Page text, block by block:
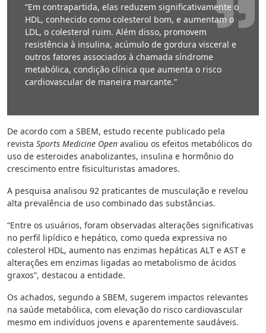
“Em contrapartida, elas reduzem significativamente o
HDL, conhecido como colesterol bom, e aumentam o
LDL, o colesterol ruim. Além disso, promovem
resistência à insulina, acúmulo de gordura visceral e
outros fatores associados à chamada síndrome
metabólica, condição clínica que aumenta o risco
cardiovascular de maneira marcante.”
De acordo com a SBEM, estudo recente publicado pela
revista Sports Medicine Open avaliou os efeitos metabólicos do
uso de esteroides anabolizantes, insulina e hormônio do
crescimento entre fisiculturistas amadores.
A pesquisa analisou 92 praticantes de musculação e revelou
alta prevalência de uso combinado das substâncias.
“Entre os usuários, foram observadas alterações significativas
no perfil lipídico e hepático, como queda expressiva no
colesterol HDL, aumento nas enzimas hepáticas ALT e AST e
alterações em enzimas ligadas ao metabolismo de ácidos
graxos”, destacou a entidade.
Os achados, segundo a SBEM, sugerem impactos relevantes
na saúde metabólica, com elevação do risco cardiovascular
mesmo em indivíduos jovens e aparentemente saudáveis.